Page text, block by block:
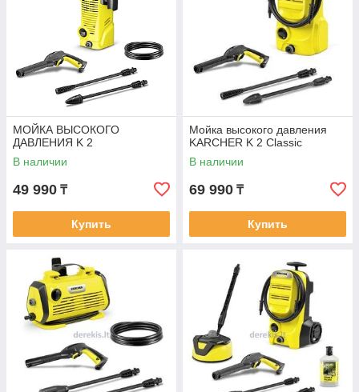
МОЙКА ВЫСОКОГО
ДАВЛЕНИЯ K 2
В наличии
49 990 ₸
Купить
Мойка высокого давления
KARCHER K 2 Classic
В наличии
69 990 ₸
Купить